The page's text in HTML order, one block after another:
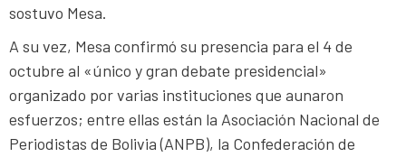
sostuvo Mesa.
A su vez, Mesa confirmó su presencia para el 4 de
octubre al «único y gran debate presidencial»
organizado por varias instituciones que aunaron
esfuerzos; entre ellas están la Asociación Nacional de
Periodistas de Bolivia (ANPB), la Confederación de